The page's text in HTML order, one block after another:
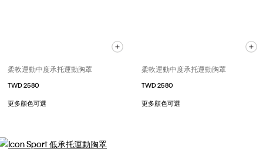
柔軟運動中度承托運動胸罩
TWD 2580
更多顏色可選
柔軟運動中度承托運動胸罩
TWD 2580
更多顏色可選